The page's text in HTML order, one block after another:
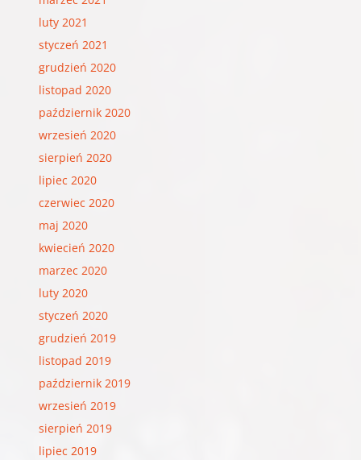
luty 2021
styczeń 2021
grudzień 2020
listopad 2020
październik 2020
wrzesień 2020
sierpień 2020
lipiec 2020
czerwiec 2020
maj 2020
kwiecień 2020
marzec 2020
luty 2020
styczeń 2020
grudzień 2019
listopad 2019
październik 2019
wrzesień 2019
sierpień 2019
lipiec 2019